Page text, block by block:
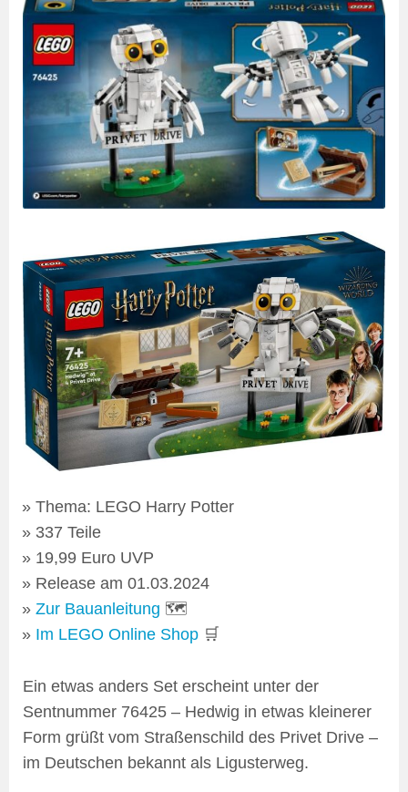
Thema: LEGO Harry Potter
337 Teile
19,99 Euro UVP
Release am 01.03.2024
Zur Bauanleitung 🗺
Im LEGO Online Shop 🛒
Ein etwas anders Set erscheint unter der
Sentnummer 76425 – Hedwig in etwas kleinerer
Form grüßt vom Straßenschild des Privet Drive –
im Deutschen bekannt als Ligusterweg.